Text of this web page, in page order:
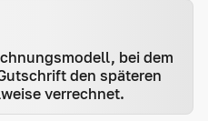
bei dem
den späteren
verrechnet.